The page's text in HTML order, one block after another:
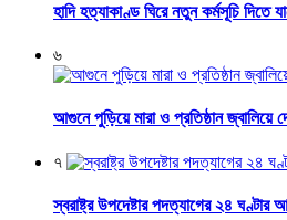
হাদি হত্যাকাণ্ড ঘিরে নতুন কর্মসূচি দিতে
৬
আগুনে পুড়িয়ে মারা ও প্রতিষ্ঠান জ্বালিয়ে
৭
স্বরাষ্ট্র উপদেষ্টার পদত্যাগের ২৪ ঘণ্টার